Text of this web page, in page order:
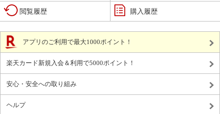
閲覧履歴 購入履歴
アプリのご利用で最大1000ポイント！
楽天カード新規入会＆利用で5000ポイント！
安心・安全への取り組み
ヘルプ